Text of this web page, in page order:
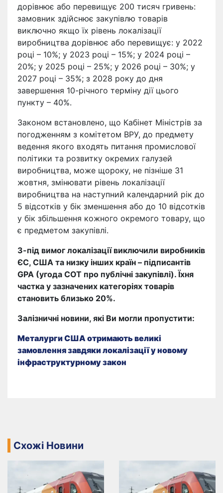
дорівнює або перевищує 200 тисяч гривень:
замовник здійснює закупівлю товарів
виключно якщо їх рівень локалізації
виробництва дорівнює або перевищує: у 2022
році – 10%; у 2023 році – 15%; у 2024 році –
20%; у 2025 році – 25%; у 2026 році – 30%; у
2027 році – 35%; з 2028 року до дня
завершення 10-річного терміну дії цього
пункту – 40%.
Законом встановлено, що Кабінет Міністрів за
погодженням з комітетом ВРУ, до предмету
ведення якого входять питання промислової
політики та розвитку окремих галузей
виробництва, може щороку, не пізніше 31
жовтня, змінювати рівень локалізації
виробництва на наступний календарний рік до
5 відсотків у бік зменшення або до 10 відсотків
у бік збільшення кожного окремого товару, що
є предметом закупівлі.
З-під вимог локалізації виключили виробників
ЄС, США та низку інших країн – підписантів
GPA (угода СОТ про публічні закупівлі). Їхня
частка у зазначених категоріях товарів
становить близько 20%.
Залізничні новини, які Ви могли пропустити:
Металурги США отримають великі
замовлення завдяки локалізації у новому
інфраструктурному закон
Схожі Новини